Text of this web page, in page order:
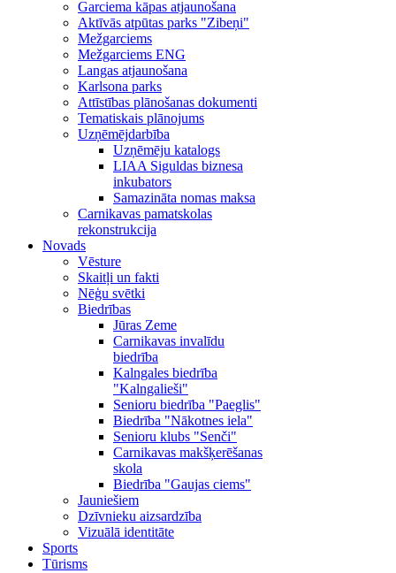
Garciema kāpas atjaunošana
Aktīvās atpūtas parks "Zibeņi"
Mežgarciems
Mežgarciems ENG
Langas atjaunošana
Karlsona parks
Attīstības plānošanas dokumenti
Tematiskais plānojums
Uzņēmējdarbība
Uzņēmēju katalogs
LIAA Siguldas biznesa
inkubators
Samazināta nomas maksa
Carnikavas pamatskolas
rekonstrukcija
Novads
Vēsture
Skaitļi un fakti
Nēģu svētki
Biedrības
Jūras Zeme
Carnikavas invalīdu
biedrība
Kalngales biedrība
"Kalngalieši"
Senioru biedrība "Paeglis"
Biedrība "Nākotnes iela"
Senioru klubs "Senči"
Carnikavas makšķerēšanas
skola
Biedrība "Gaujas ciems"
Jauniešiem
Dzīvnieku aizsardzība
Vizuālā identitāte
Sports
Tūrisms